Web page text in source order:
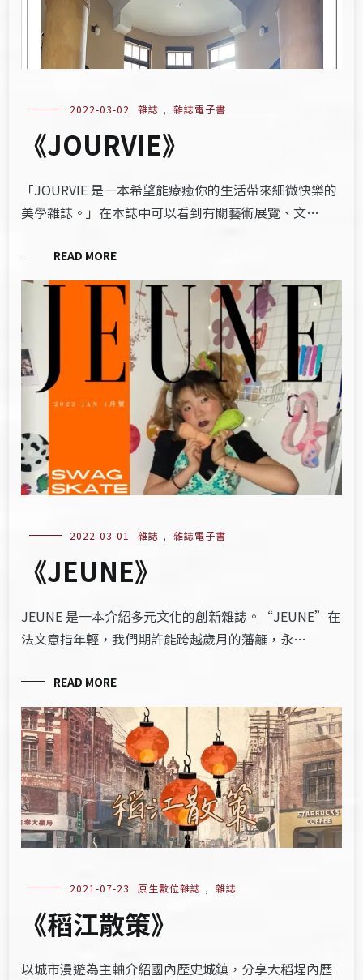
2022-03-02 雜誌 , 雜誌電子書
《JOURVIE》
「JOURVIE 是一本希望能療癒你的生活帶來細微快樂的
美學雜誌。」在本誌中可以看到有關藝術展覽、文…
READ MORE
2022-03-01 雜誌 , 雜誌電子書
《JEUNE》
JEUNE 是一本介紹多元文化的創新雜誌。“JEUNE”在
法文意指年輕，我們期許能跨越歲月的藩籬，永…
READ MORE
2021-07-23 原生數位雜誌 , 雜誌
《稻江散策》
以城市漫遊為主軸介紹國內歷史城鎮，分享大稻埕內歷